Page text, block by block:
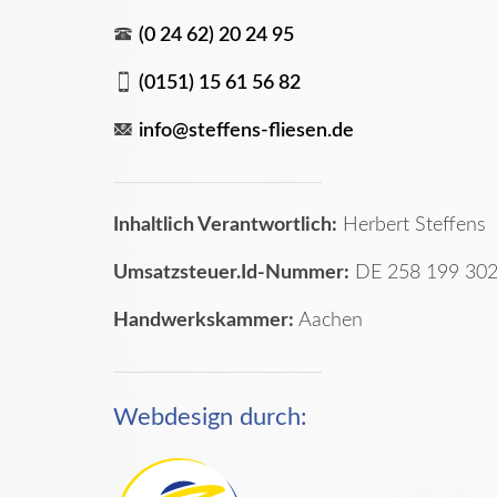
(0 24 62) 20 24 95
(0151) 15 61 56 82
info@steffens-fliesen.de
Inhaltlich Verantwortlich: Herbert Steffens
Umsatzsteuer.Id-Nummer: DE 258 199 302
Handwerkskammer: Aachen
Webdesign durch: